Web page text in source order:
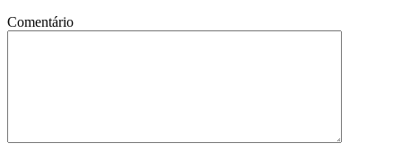
Comentário